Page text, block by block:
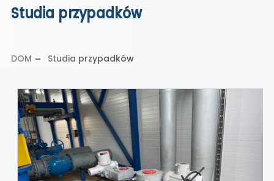
Studia przypadków
DOM Studia przypadków